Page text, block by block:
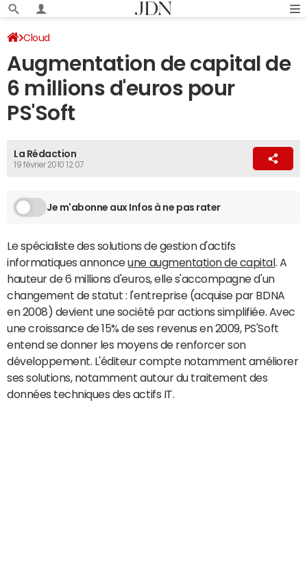
Cloud
Augmentation de capital de
6 millions d'euros pour
PS'Soft
La Rédaction
19 février 2010 12:07
Je m'abonne aux Infos à ne pas rater
Le spécialiste des solutions de gestion d'actifs
informatiques annonceune augmentation de capital
. A
hauteur de 6 millions d'euros, elle s'accompagne d'un
changement de statut : l'entreprise (acquise par BDNA
en 2008) devient une société par actions simplifiée. Avec
une croissance de 15% de ses revenus en 2009, PS'Soft
entend se donner les moyens de renforcer son
développement. L'éditeur compte notamment améliorer
ses solutions, notamment autour du traitement des
données techniques des actifs IT.